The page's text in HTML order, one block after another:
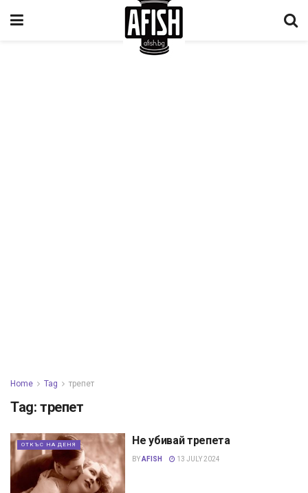
Home Tag трепет
Tag: трепет
ОТКЪС НА ДЕНЯ Не убивай трепета
BYAFISH 13 JULY 2024